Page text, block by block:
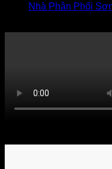
Nhà Phân Phối